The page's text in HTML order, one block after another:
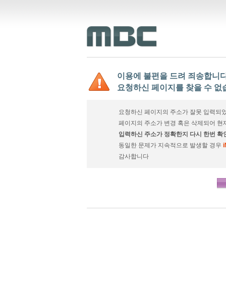
이용에 불편을 드려 죄송합니
요청하신 페이지를 찾을 수 없
요청하신 페이지의 주소가 잘못 입력되
페이지의 주소가 변경 혹은 삭제되어 현
입력하신 주소가 정확한지 다시 한번 확
동일한 문제가 지속적으로 발생할 경우
감사합니다